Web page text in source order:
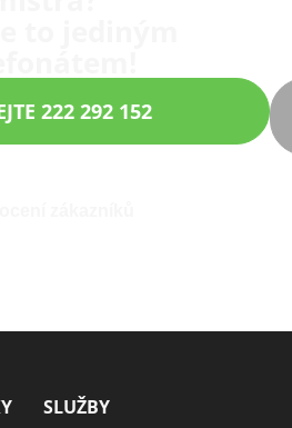
222 292 152
SLUŽBY